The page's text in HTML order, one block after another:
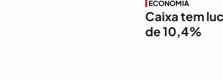
ECONOMIA
Caixa tem
de 10,4%